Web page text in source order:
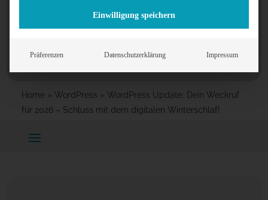
Home »WordPress »WordPress Update: Dein Weckruf
für 2026 – Schluss mit dem digitalen Winterschlaf!
Einwilligung speichern
Präferenzen Datenschutzerklärung Impressum